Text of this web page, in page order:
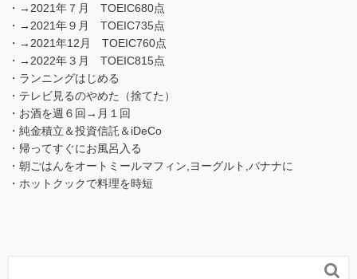
・→2021年７月 TOEIC680点
・→2021年９月 TOEIC735点
・→2021年12月 TOEIC760点
・→2022年３月 TOEIC815点
・ランニングはじめる
・テレビ見るのやめた（捨てた）
・お酒を週６回→月１回
・純金積立＆投資信託＆iDeCo
・帰ってすぐにお風呂入る
・朝ごはんをオートミールマフィン,ヨーグルト,バナナに
・ホットクックで料理を時短
